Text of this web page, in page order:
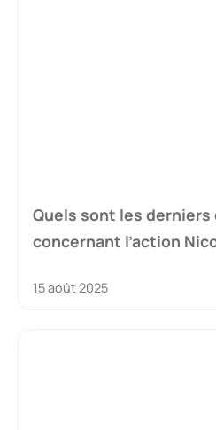
Quels sont les
concernant l’action
15 août 2025